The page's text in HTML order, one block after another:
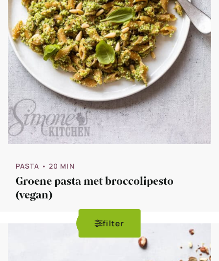
PASTA • 20 MIN
Groene pasta met broccolipesto
(vegan)
filter